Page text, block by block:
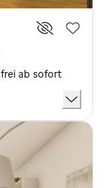
frei ab sofort